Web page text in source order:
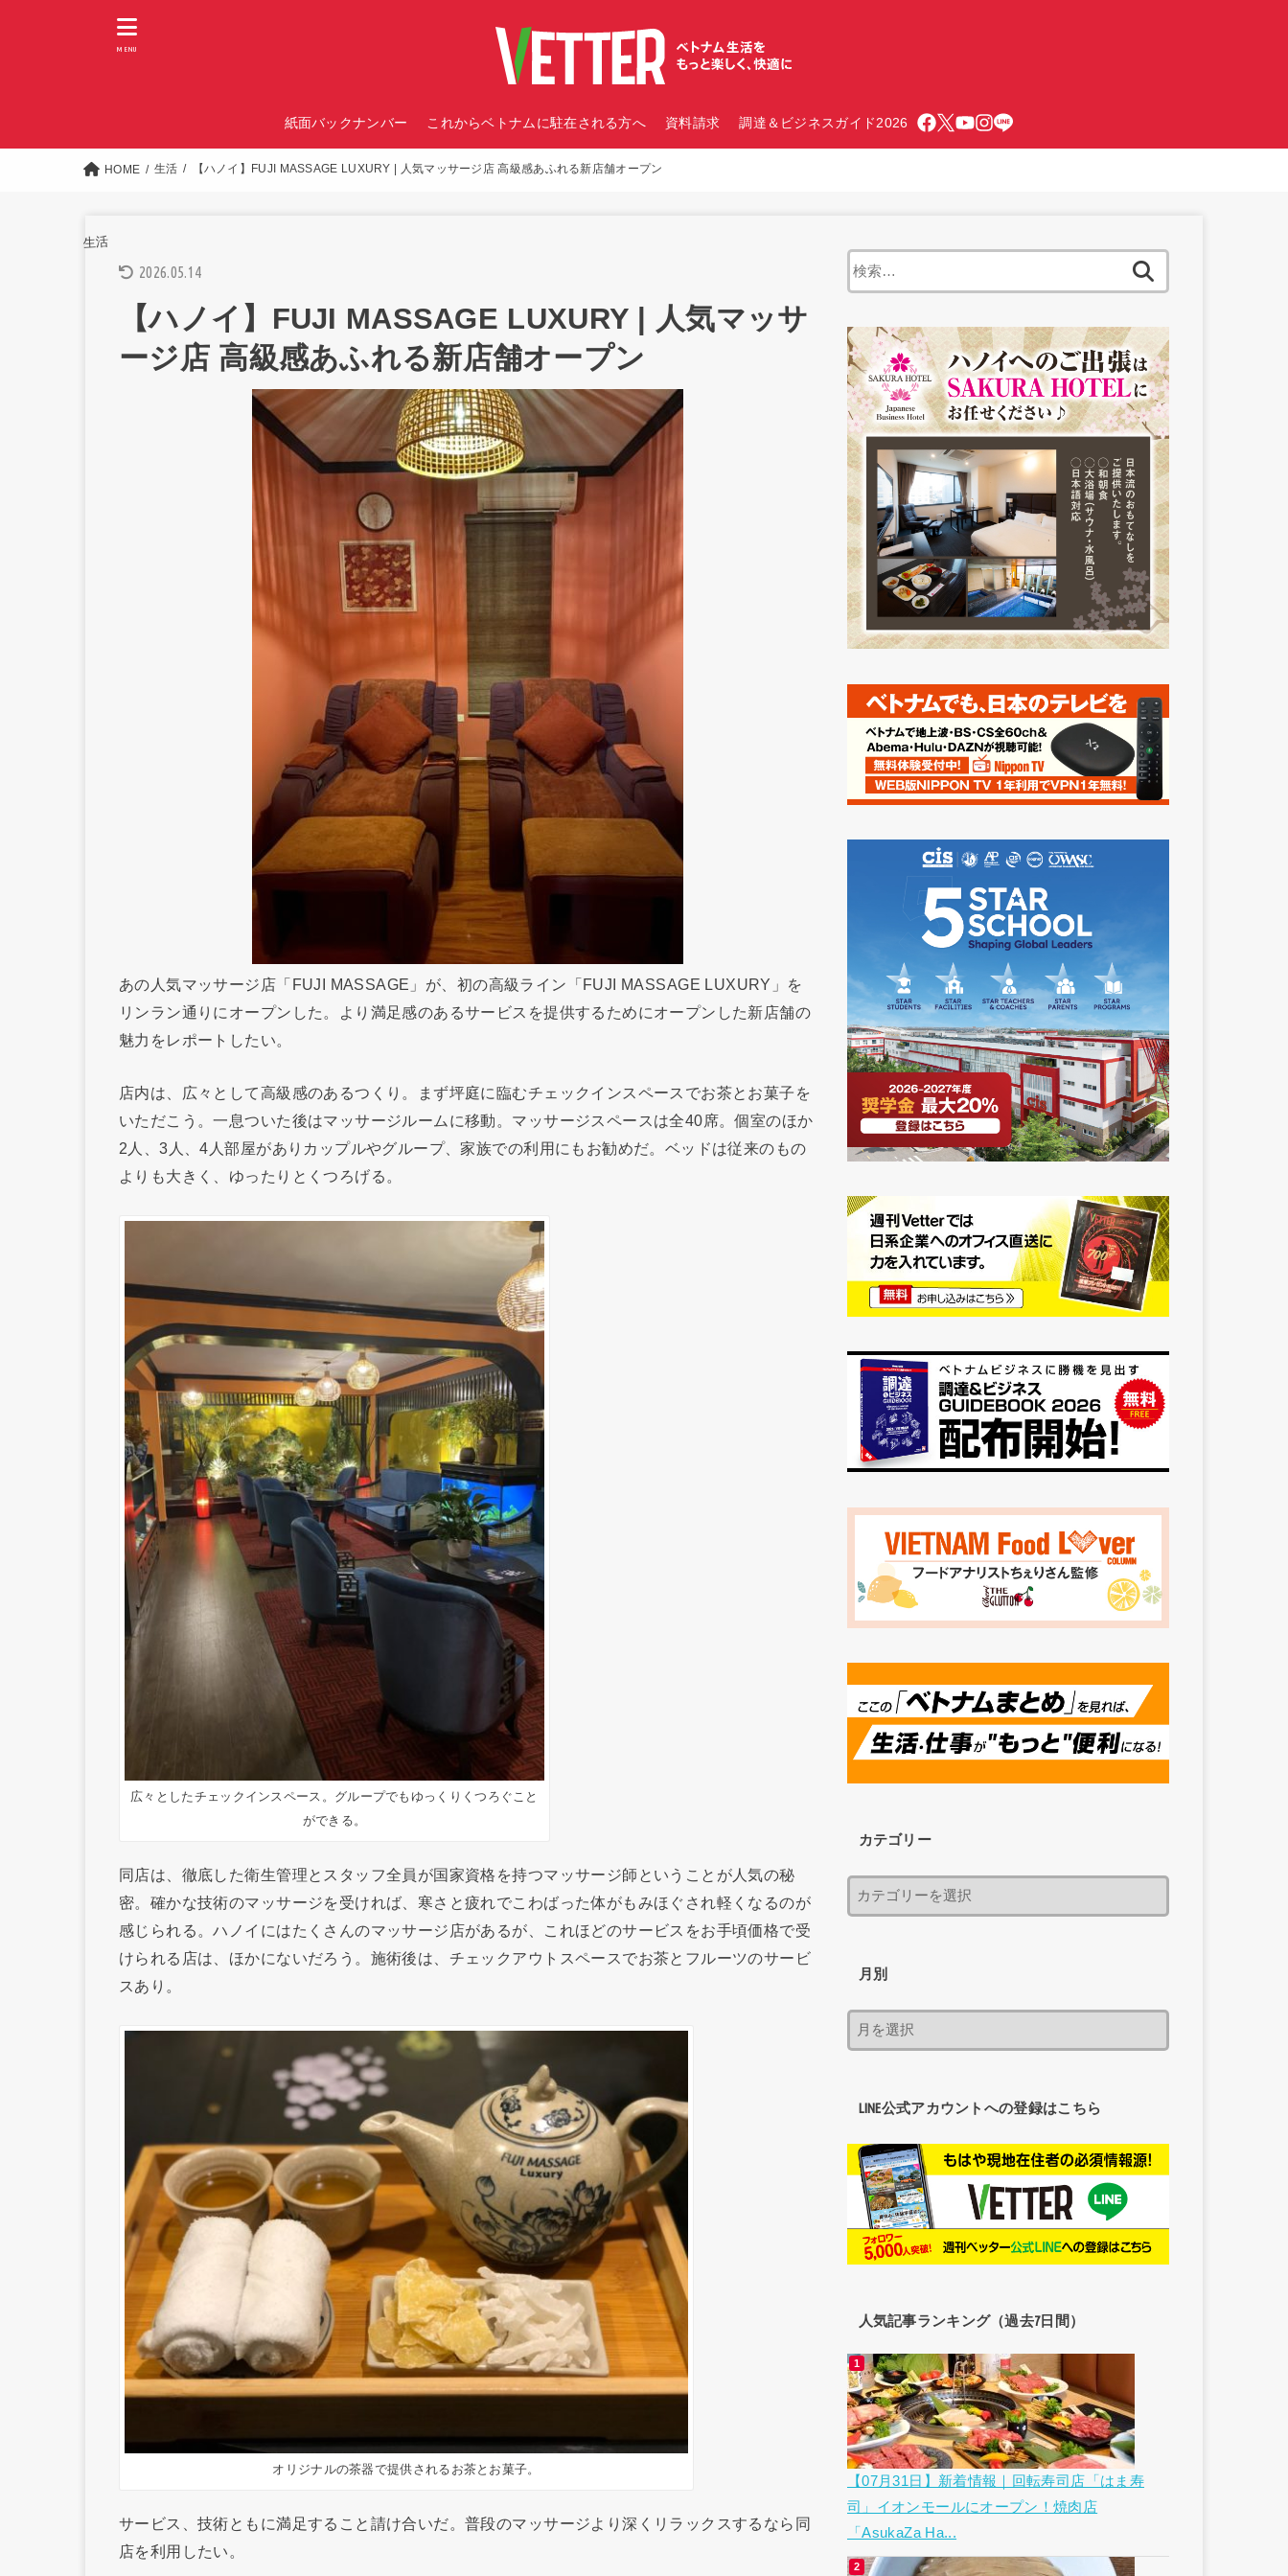
紙面バックナンバー これからベトナムに駐在される方へ 資料請求 調達＆ビジネスガイド2026
MENU
HOME 生活 【ハノイ】FUJI MASSAGE LUXURY | 人気マッサージ店 高級感あふれる新店舗オープン
生活
2026.05.14
【ハノイ】FUJI MASSAGE LUXURY | 人気マッサ
ージ店 高級感あふれる新店舗オープン
あの人気マッサージ店「FUJI MASSAGE」が、初の高級ライン「FUJI MASSAGE LUXURY」を
リンラン通りにオープンした。より満足感のあるサービスを提供するためにオープンした新店舗の
魅力をレポートしたい。
店内は、広々として高級感のあるつくり。まず坪庭に臨むチェックインスペースでお茶とお菓子を
いただこう。一息ついた後はマッサージルームに移動。マッサージスペースは全40席。個室のほか
2人、3人、4人部屋がありカップルやグループ、家族での利用にもお勧めだ。ベッドは従来のもの
よりも大きく、ゆったりとくつろげる。
広々としたチェックインスペース。グループでもゆっくりくつろぐこと
ができる。
同店は、徹底した衛生管理とスタッフ全員が国家資格を持つマッサージ師ということが人気の秘
密。確かな技術のマッサージを受ければ、寒さと疲れでこわばった体がもみほぐされ軽くなるのが
感じられる。ハノイにはたくさんのマッサージ店があるが、これほどのサービスをお手頃価格で受
けられる店は、ほかにないだろう。施術後は、チェックアウトスペースでお茶とフルーツのサービ
スあり。
オリジナルの茶器で提供されるお茶とお菓子。
サービス、技術ともに満足すること請け合いだ。普段のマッサージより深くリラックスするなら同
店を利用したい。
カテゴリー
月別
LINE公式アカウントへの登録はこちら
人気記事ランキング（過去7日間）
【07月31日】新着情報｜回転寿司店「はま寿
司」イオンモールにオープン！焼肉店
「AsukaZa Ha...